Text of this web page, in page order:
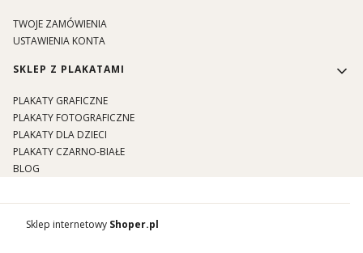
TWOJE ZAMÓWIENIA
USTAWIENIA KONTA
SKLEP Z PLAKATAMI
PLAKATY GRAFICZNE
PLAKATY FOTOGRAFICZNE
PLAKATY DLA DZIECI
PLAKATY CZARNO-BIAŁE
BLOG
Sklep internetowy Shoper.pl